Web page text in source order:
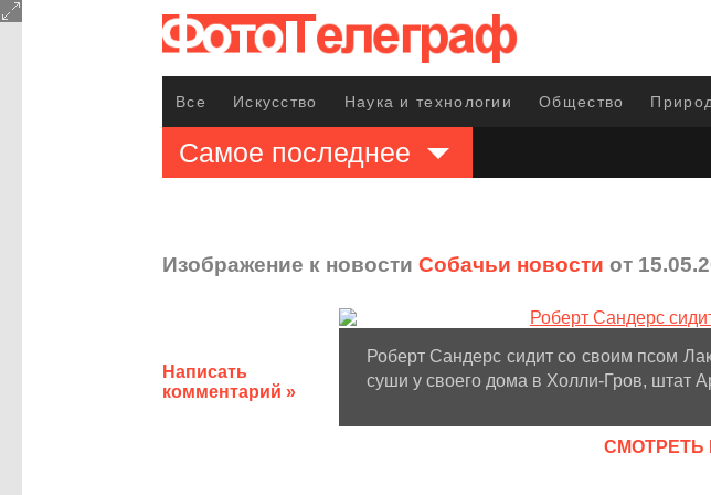
Все Искусство Наука и технологии Общество
Самое последнее
Изображение к новости Собачьи новости от
Написать
комментарий »
Роберт Сандерс сидит со своим псом
суши у своего дома в Холли-Гров, штат